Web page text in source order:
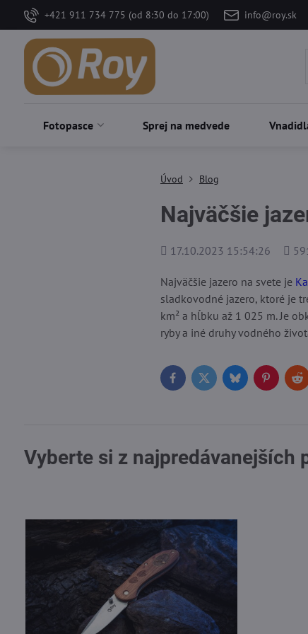
+421 911 734 775 (od 8:30 do 17:00) info@roy.sk
Fotopasce Sprej na medvede
Úvod Blog
Najväčšie
Pridané
17.10.2023 15:54:26
Počet
Najväčšie jazero na svete je
sladkovodné jazero, ktoré je
km² a hĺbku až 1 025 m. Je
ryby a iné druhy vodného
FacebookTwitterBlueskyPinterest
Vyberte si z najpredávanejších